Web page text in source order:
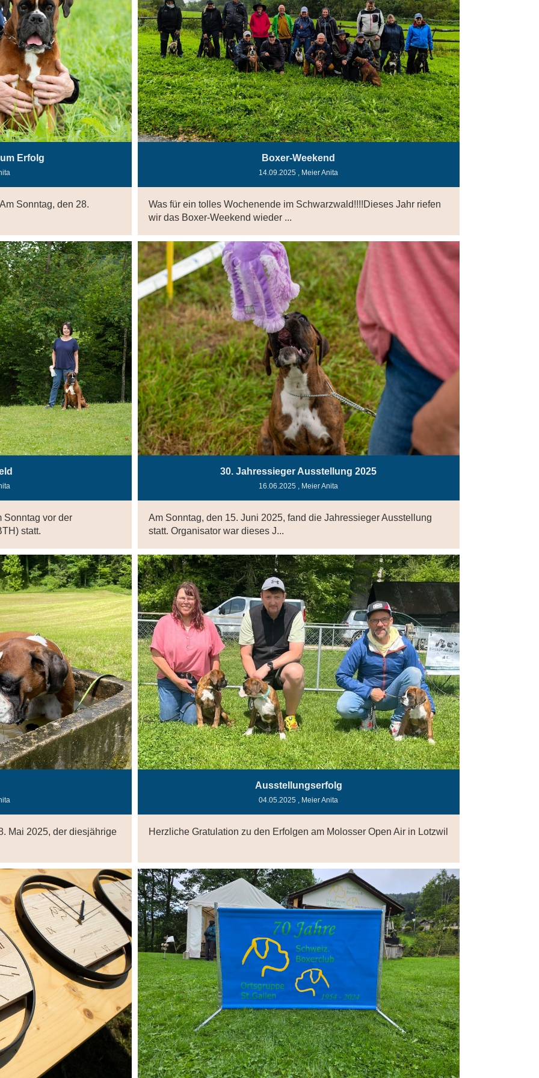
Erfolg
Sonntag, den 28.
Boxer-Weekend
14.09.2025 , Meier Anita
Was für ein tolles Wochenende im Schwarzwald!!!!Dieses Jahr riefen
wir das Boxer-Weekend wieder ...
Sonntag vor der
statt.
30. Jahressieger Ausstellung 2025
16.06.2025 , Meier Anita
Am Sonntag, den 15. Juni 2025, fand die Jahressieger Ausstellung
statt. Organisator war dieses J...
Mai 2025, der diesjährige
Ausstellungserfolg
04.05.2025 , Meier Anita
Herzliche Gratulation zu den Erfolgen am Molosser Open Air in Lotzwil